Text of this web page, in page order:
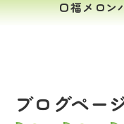
口福メロン
ブログペー